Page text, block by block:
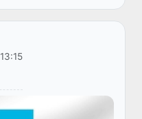
13:15